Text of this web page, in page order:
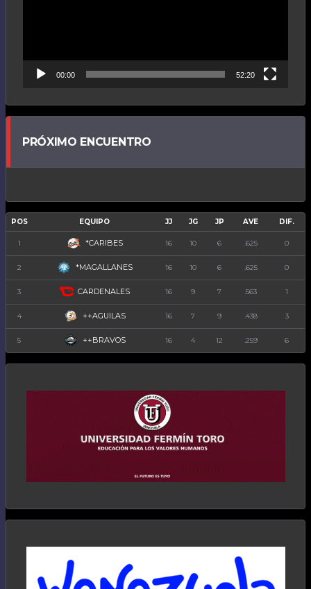
00:00 52:20
PRÓXIMO ENCUENTRO
POS EQUIPO JJ JG JP AVE DIF.
1 *CARIBES 16 10 6 .625 0
2 *MAGALLANES 16 10 6 .625 0
3 CARDENALES 16 9 7 .563 1
4 ++AGUILAS 16 7 9 .438 3
5 ++BRAVOS 16 4 12 .259 6